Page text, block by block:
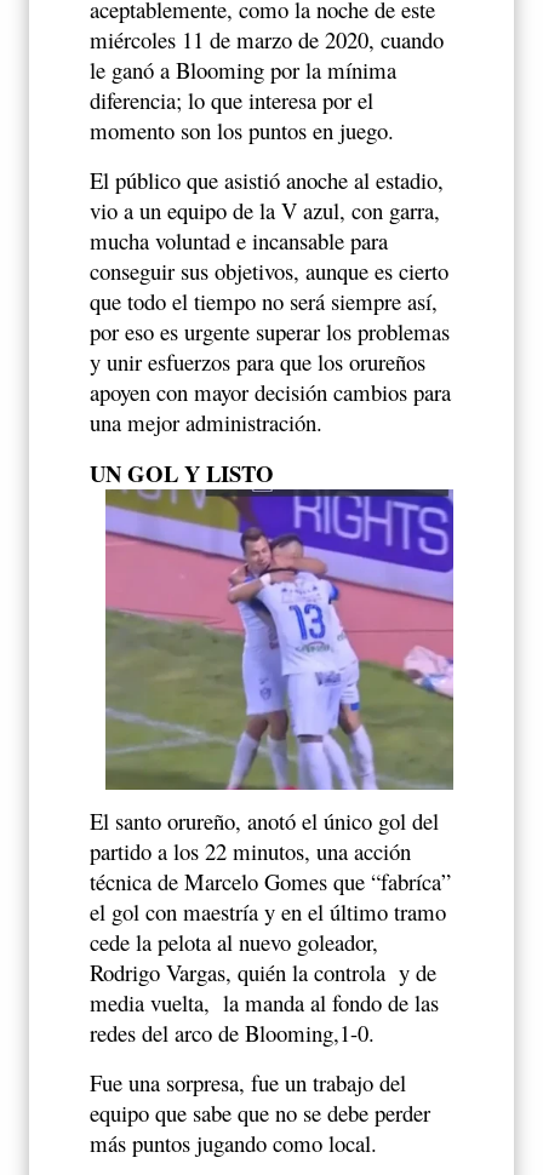
aceptablemente, como la noche de este
miércoles 11 de marzo de 2020, cuando
le ganó a Blooming por la mínima
diferencia; lo que interesa por el
momento son los puntos en juego.
El público que asistió anoche al estadio,
vio a un equipo de la V azul, con garra,
mucha voluntad e incansable para
conseguir sus objetivos, aunque es cierto
que todo el tiempo no será siempre así,
por eso es urgente superar los problemas
y unir esfuerzos para que los orureños
apoyen con mayor decisión cambios para
una mejor administración.
UN GOL Y LISTO
El santo orureño, anotó el único gol del
partido a los 22 minutos, una acción
técnica de Marcelo Gomes que “fabríca”
el gol con maestría y en el último tramo
cede la pelota al nuevo goleador,
Rodrigo Vargas, quién la controla y de
media vuelta, la manda al fondo de las
redes del arco de Blooming,1-0.
Fue una sorpresa, fue un trabajo del
equipo que sabe que no se debe perder
más puntos jugando como local.